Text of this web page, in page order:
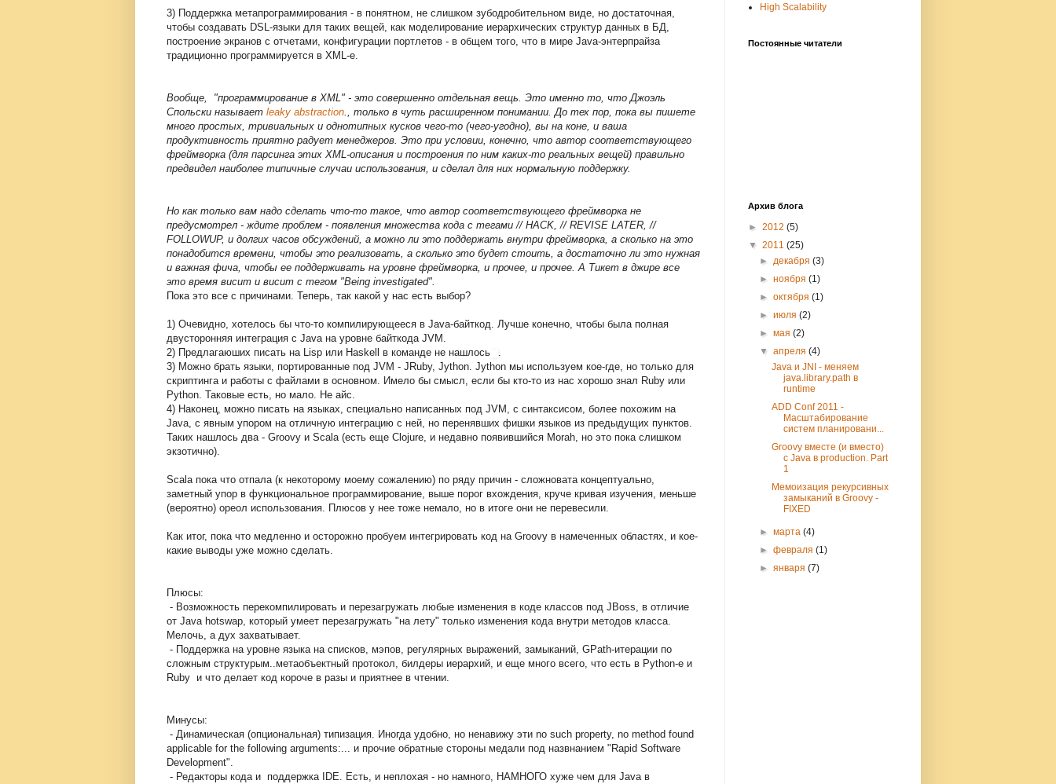
3) Поддержка метапрограммирования - в понятном, не слишком зубодробительном виде, но достаточная,
чтобы создавать DSL-языки для таких вещей, как моделирование иерархических структур данных в БД,
построение экранов с отчетами, конфигурации портлетов - в общем того, что в мире Java-энтерпрайза
традиционно программируется в XML-e.
Вообще, "программирование в XML" - это совершенно отдельная вещь. Это именно то, что Джоэль
Спольски называет leaky abstraction., только в чуть расширенном понимании. До тех пор, пока вы пишете
много простых, тривиальных и однотипных кусков чего-то (чего-угодно), вы на коне, и ваша
продуктивность приятно радует менеджеров. Это при условии, конечно, что автор соответствующего
фреймворка (для парсинга этих XML-описания и построения по ним каких-то реальных вещей) правильно
предвидел наиболее типичные случаи использования, и сделал для них нормальную поддержку.
Но как только вам надо сделать что-то такое, что автор соответствующего фреймворка не
предусмотрел - ждите проблем - появления множества кода с тегами // HACK, // REVISE LATER, //
FOLLOWUP, и долгих часов обсуждений, а можно ли это поддержать внутри фреймворка, а сколько на это
понадобится времени, чтобы это реализовать, а сколько это будет стоить, а достаточно ли это нужная
и важная фича, чтобы ее поддерживать на уровне фреймворка, и прочее, и прочее. А Тикет в джире все
это время висит и висит c тегом "Being investigated".
Пока это все с причинами. Теперь, так какой у нас есть выбор?
1) Очевидно, хотелось бы что-то компилирующееся в Java-байткод. Лучше конечно, чтобы была полная
двусторонняя интеграция с Java на уровне байткода JVM.
2) Предлагаюших писать на Lisp или Haskell в команде не нашлось
.
3) Можно брать языки, портированные под JVM - JRuby, Jython. Jython мы используем кое-где, но только для
скриптинга и работы с файлами в основном. Имело бы смысл, если бы кто-то из нас хорошо знал Ruby или
Python. Таковые есть, но мало. Не айс.
4) Наконец, можно писать на языках, специально написанных под JVM, с синтаксисом, более похожим на
Java, с явным упором на отличную интеграцию с ней, но перенявших фишки языков из предыдущих пунктов.
Таких нашлось два - Groovy и Scala (есть еще Clojure, и недавно появившийся Morah, но это пока слишком
экзотично).
Scala пока что отпала (к некоторому моему сожалению) по ряду причин - сложновата концептуально,
заметный упор в функциональное программирование, выше порог вхождения, круче кривая изучения, меньше
(вероятно) ореол использования. Плюсов у нее тоже немало, но в итоге они не перевесили.
Как итог, пока что медленно и осторожно пробуем интегрировать код на Groovy в намеченных областях, и кое-
какие выводы уже можно сделать.
Плюсы:
- Возможность перекомпилировать и перезагружать любые изменения в коде классов под JBoss, в отличие
от Java hotswap, который умеет перезагружать "на лету" только изменения кода внутри методов класса.
Мелочь, а дух захватывает.
- Поддержка на уровне языка на списков, мэпов, регулярных выражений, замыканий, GPath-итерации по
сложным структурым..метаобъектный протокол, билдеры иерархий, и еще много всего, что есть в Python-e и
Ruby и что делает код короче в разы и приятнее в чтении.
Минусы:
- Динамическая (опциональная) типизация. Иногда удобно, но ненавижу эти no such property, no method found
applicable for the following arguments:... и прочие обратные стороны медали под назвнанием "Rapid Software
Development".
- Редакторы кода и поддержка IDE. Есть, и неплохая - но намного, НАМНОГО хуже чем для Java в
High Scalability
Постоянные читатели
Архив блога
► 2012 (5)
▼ 2011 (25)
► декабря(3)
►ноября(1)
►октября(1)
►июля(2)
►мая(2)
▼апреля(4)
Java и JNI - меняем
java.library.path в
runtime
ADD Conf 2011 -
Масштабирование
систем планировани...
Groovy вместе (и вместо)
c Java в production. Part
1
Мемоизация рекурсивных
замыканий в Groovy -
FIXED
►марта(4)
►февраля(1)
►января(7)